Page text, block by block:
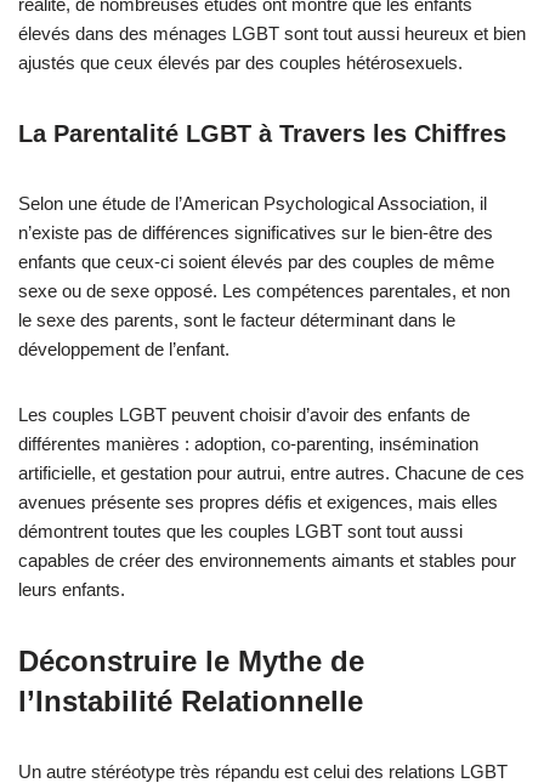
réalité, de nombreuses études ont montré que les enfants
élevés dans des ménages LGBT sont tout aussi heureux et bien
ajustés que ceux élevés par des couples hétérosexuels.
La Parentalité LGBT à Travers les Chiffres
Selon une étude de l’American Psychological Association, il
n’existe pas de différences significatives sur le bien-être des
enfants que ceux-ci soient élevés par des couples de même
sexe ou de sexe opposé. Les compétences parentales, et non
le sexe des parents, sont le facteur déterminant dans le
développement de l’enfant.
Les couples LGBT peuvent choisir d’avoir des enfants de
différentes manières : adoption, co-parenting, insémination
artificielle, et gestation pour autrui, entre autres. Chacune de ces
avenues présente ses propres défis et exigences, mais elles
démontrent toutes que les couples LGBT sont tout aussi
capables de créer des environnements aimants et stables pour
leurs enfants.
Déconstruire le Mythe de
l’Instabilité Relationnelle
Un autre stéréotype très répandu est celui des relations LGBT